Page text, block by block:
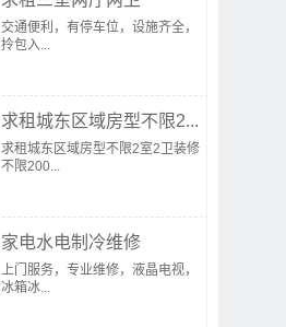
交通便利，有停车位，设施齐全，
拎包入...
求租城东区域房型不限2...
求租城东区域房型不限2室2卫装修
不限200...
家电水电制冷维修
上门服务，专业维修，液晶电视，
冰箱冰...